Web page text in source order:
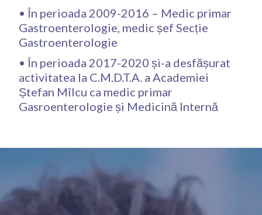
•⁠ ⁠În perioada 2009-2016 – Medic primar
Gastroenterologie, medic șef Secție
Gastroenterologie
•⁠ ⁠În perioada 2017-2020 și-a desfășurat
activitatea la C.M.D.T.A. a Academiei
Ștefan Mîlcu ca medic primar
Gasroenterologie și Medicină Internă